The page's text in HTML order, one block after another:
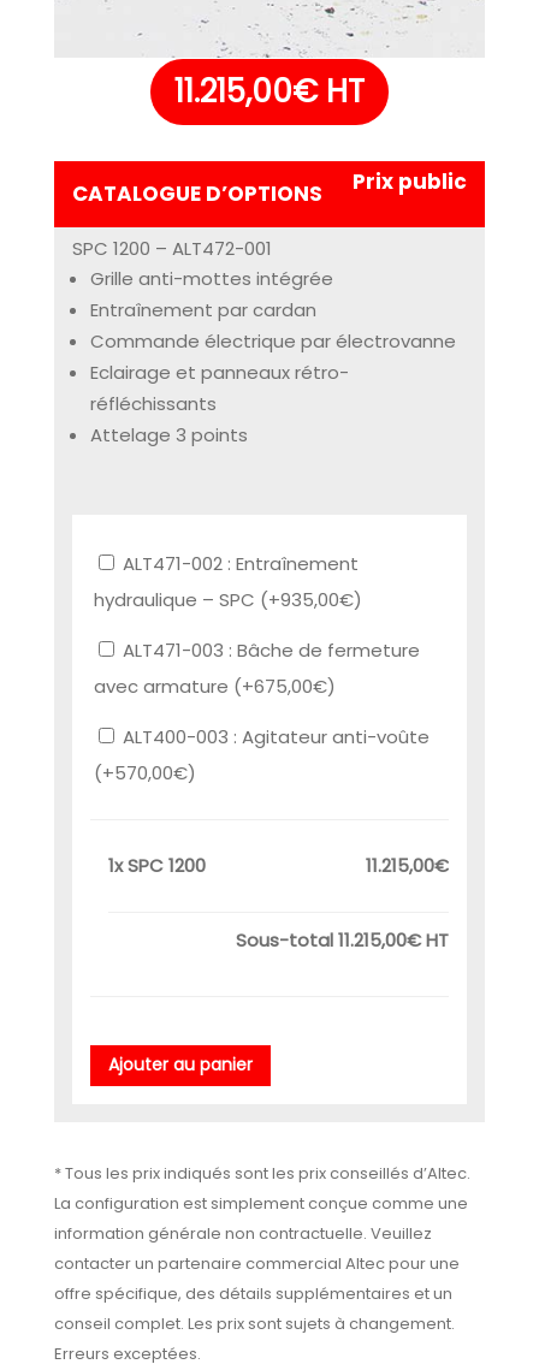
11.215,00€ HT
CATALOGUE D’OPTIONS Prix public
SPC 1200 – ALT472-001
Grille anti-mottes intégrée
Entraînement par cardan
Commande électrique par électrovanne
Eclairage et panneaux rétro-
réfléchissants
Attelage 3 points
ALT471-002 : Entraînement
hydraulique – SPC (+935,00€)
ALT471-003 : Bâche de fermeture
avec armature (+675,00€)
ALT400-003 : Agitateur anti-voûte
(+570,00€)
1xSPC 1200 11.215,00€
Sous-total11.215,00€HT
Ajouter au panier
* Tous les prix indiqués sont les prix conseillés d’Altec.
La configuration est simplement conçue comme une
information générale non contractuelle. Veuillez
contacter un partenaire commercial Altec pour une
offre spécifique, des détails supplémentaires et un
conseil complet. Les prix sont sujets à changement.
Erreurs exceptées.